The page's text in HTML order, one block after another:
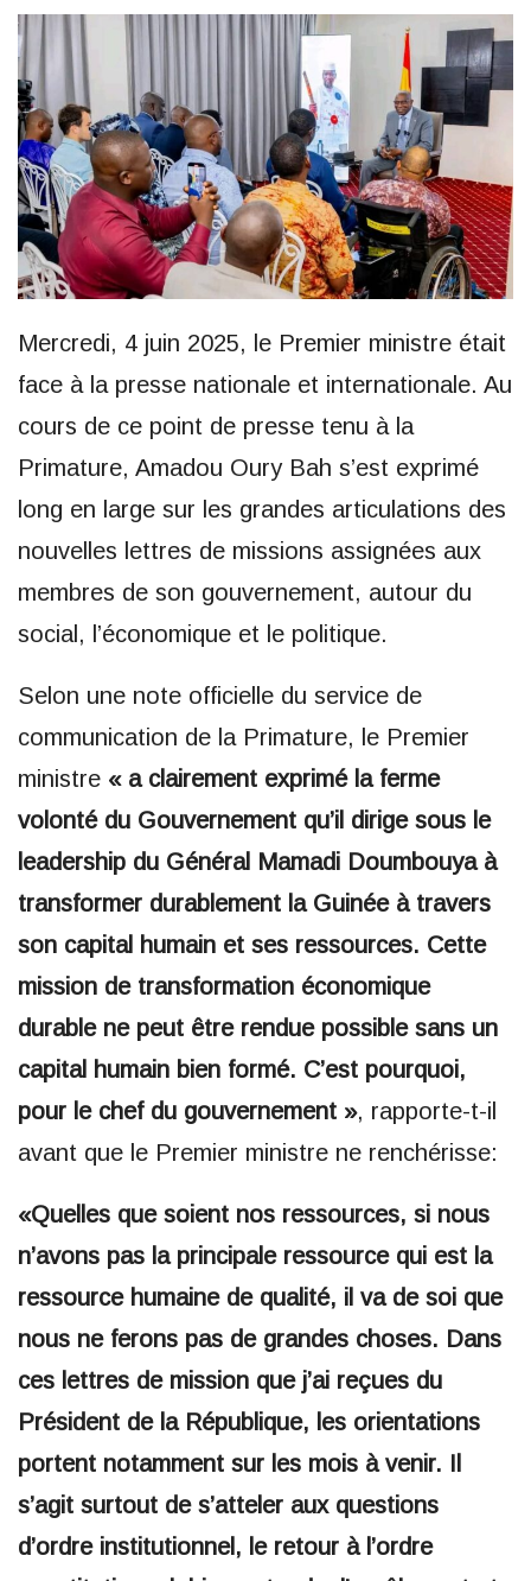
Mercredi, 4 juin 2025, le Premier ministre était
face à la presse nationale et internationale. Au
cours de ce point de presse tenu à la
Primature, Amadou Oury Bah s’est exprimé
long en large sur les grandes articulations des
nouvelles lettres de missions assignées aux
membres de son gouvernement, autour du
social, l’économique et le politique.
Selon une note officielle du service de
communication de la Primature, le Premier
ministre « a clairement exprimé la ferme
volonté du Gouvernement qu’il dirige sous le
leadership du Général Mamadi Doumbouya à
transformer durablement la Guinée à travers
son capital humain et ses ressources. Cette
mission de transformation économique
durable ne peut être rendue possible sans un
capital humain bien formé. C’est pourquoi,
pour le chef du gouvernement », rapporte-t-il
avant que le Premier ministre ne renchérisse:
«Quelles que soient nos ressources, si nous
n’avons pas la principale ressource qui est la
ressource humaine de qualité, il va de soi que
nous ne ferons pas de grandes choses. Dans
ces lettres de mission que j’ai reçues du
Président de la République, les orientations
portent notamment sur les mois à venir. Il
s’agit surtout de s’atteler aux questions
d’ordre institutionnel, le retour à l’ordre